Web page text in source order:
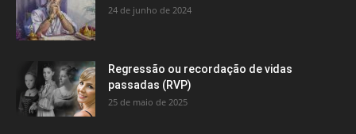
24 de junho de 2024
Regressão ou recordação de vidas
passadas (RVP)
25 de maio de 2025